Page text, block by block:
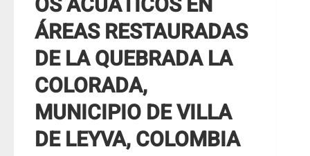
ÁREAS RESTAURADAS
DE LA QUEBRADA LA
COLORADA,
MUNICIPIO DE VILLA
DE LEYVA, COLOMBIA